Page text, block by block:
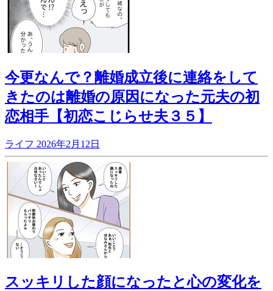
今更なんで？離婚成立後に連絡をして
きたのは離婚の原因になった元夫の初
恋相手【初恋こじらせ夫３５】
ライフ 2026年2月12日
スッキリした顔になったと心の変化を